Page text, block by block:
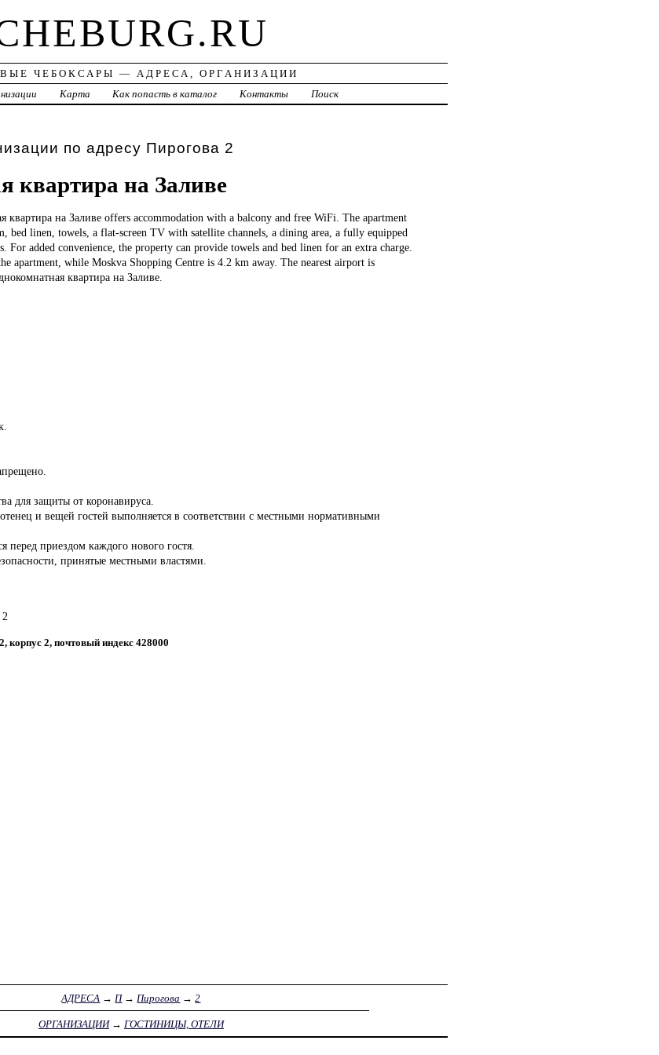
ЧЕБОКСАРЫ — АДРЕСА, ОРГАНИЗАЦИИ
Карта Как попасть в каталог Контакты Поиск
по адресу Пирогова 2
квартира на Заливе
квартира на Заливе offers accommodation with a balcony and free WiFi. The apartment
bed linen, towels, a flat-screen TV with satellite channels, a dining area, a fully equipped
added convenience, the property can provide towels and bed linen for an extra charge.
apartment, while Moskva Shopping Centre is 4.2 km away. The nearest airport is
квартира на Заливе.
для защиты от коронавируса.
и вещей гостей выполняется в соответствии с местными нормативными
приездом каждого нового гостя.
принятые местными властями.
корпус 2, почтовый индекс 428000
АДРЕСА → П→ Пирогова →2
ОРГАНИЗАЦИИ→ ГОСТИНИЦЫ, ОТЕЛИ